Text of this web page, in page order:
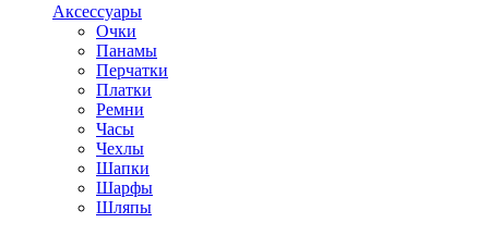
Аксессуары
Очки
Панамы
Перчатки
Платки
Ремни
Часы
Чехлы
Шапки
Шарфы
Шляпы